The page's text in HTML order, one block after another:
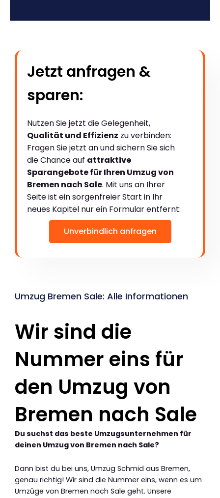
Jetzt anfragen &
sparen:
Nutzen Sie jetzt die Gelegenheit,
Qualität und Effizienz zu verbinden:
Fragen Sie jetzt an und sichern Sie sich
die Chance auf attraktive
Sparangebote für Ihren Umzug von
Bremen nach Sale. Mit uns an Ihrer
Seite ist ein sorgenfreier Start in Ihr
neues Kapitel nur ein Formular entfernt:
Unverbindlich anfragen
Umzug Bremen Sale: Alle Informationen
Wir sind die
Nummer eins für
den Umzug von
Bremen nach Sale
Du suchst das beste Umzugsunternehmen für
deinen Umzug von Bremen nach Sale?
Dann bist du bei uns, Umzug Schmid aus Bremen,
genau richtig! Wir sind die Nummer eins, wenn es um
Umzüge von Bremen nach Sale geht. Unsere